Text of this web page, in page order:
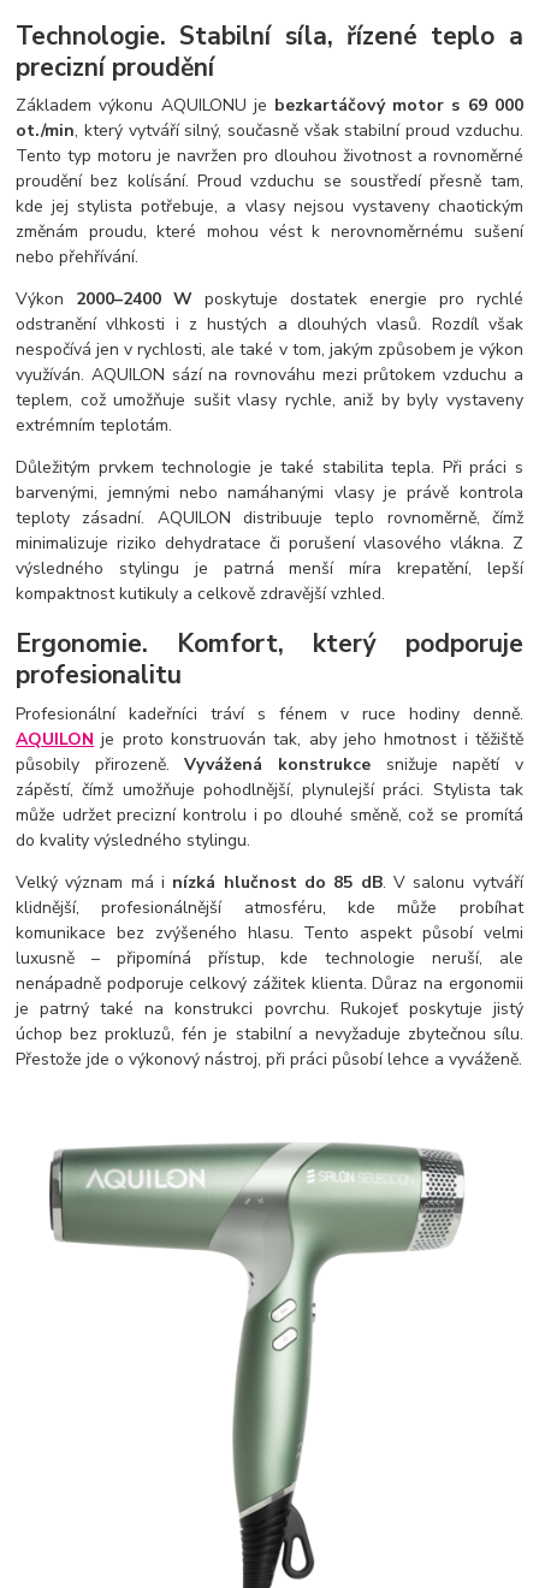
Technologie. Stabilní síla, řízené teplo a
precizní proudění
Základem výkonu AQUILONU je bezkartáčový motor s 69 000
ot./min, který vytváří silný, současně však stabilní proud vzduchu.
Tento typ motoru je navržen pro dlouhou životnost a rovnoměrné
proudění bez kolísání. Proud vzduchu se soustředí přesně tam,
kde jej stylista potřebuje, a vlasy nejsou vystaveny chaotickým
změnám proudu, které mohou vést k nerovnoměrnému sušení
nebo přehřívání.
Výkon 2000–2400 W poskytuje dostatek energie pro rychlé
odstranění vlhkosti i z hustých a dlouhých vlasů. Rozdíl však
nespočívá jen v rychlosti, ale také v tom, jakým způsobem je výkon
využíván. AQUILON sází na rovnováhu mezi průtokem vzduchu a
teplem, což umožňuje sušit vlasy rychle, aniž by byly vystaveny
extrémním teplotám.
Důležitým prvkem technologie je také stabilita tepla. Při práci s
barvenými, jemnými nebo namáhanými vlasy je právě kontrola
teploty zásadní. AQUILON distribuuje teplo rovnoměrně, čímž
minimalizuje riziko dehydratace či porušení vlasového vlákna. Z
výsledného stylingu je patrná menší míra krepatění, lepší
kompaktnost kutikuly a celkově zdravější vzhled.
Ergonomie. Komfort, který podporuje
profesionalitu
Profesionální kadeřníci tráví s fénem v ruce hodiny denně.
AQUILON je proto konstruován tak, aby jeho hmotnost i těžiště
působily přirozeně.Vyvážená konstrukcesnižuje napětí v
zápěstí, čímž umožňuje pohodlnější, plynulejší práci. Stylista tak
může udržet precizní kontrolu i po dlouhé směně, což se promítá
do kvality výsledného stylingu.
Velký význam má i nízká hlučnost do 85 dB. V salonu vytváří
klidnější, profesionálnější atmosféru, kde může probíhat
komunikace bez zvýšeného hlasu. Tento aspekt působí velmi
luxusně – připomíná přístup, kde technologie neruší, ale
nenápadně podporuje celkový zážitek klienta. Důraz na ergonomii
je patrný také na konstrukci povrchu. Rukojeť poskytuje jistý
úchop bez prokluzů, fén je stabilní a nevyžaduje zbytečnou sílu.
Přestože jde o výkonový nástroj, při práci působí lehce a vyváženě.